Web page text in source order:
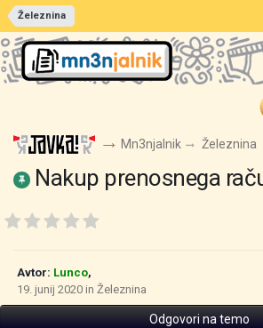
Železnina
Mn3njalnik Železnina
Nakup prenosnega
Avtor: Lunco,
19. junij 2020 in Železnina
Odgovori na temo